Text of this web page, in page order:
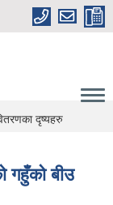
दृष्यहरु
गहुँको बीउ